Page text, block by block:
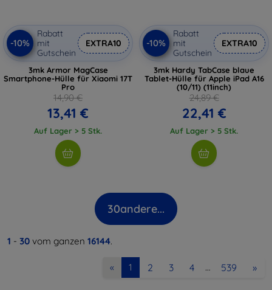
-10%
Rabatt
mit
Gutschein
EXTRA10
3mk Armor MagCase
Smartphone-Hülle für Xiaomi 17T
Pro
14,90 €
13,41 €
Auf Lager > 5 Stk.
-10%
Rabatt
mit
Gutschein
EXTRA10
3mk Hardy TabCase blaue
Tablet-Hülle für Apple iPad A16
(10/11) (11inch)
24,89 €
22,41 €
Auf Lager > 5 Stk.
30andere...
1 - 30 vom ganzen 16144.
« 1 2 3 4 … 539 »